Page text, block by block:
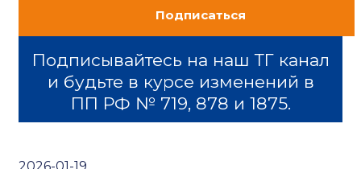
Подписаться
Подписывайтесь на наш ТГ канал
и будьте в курсе изменений в
ПП РФ № 719, 878 и 1875.